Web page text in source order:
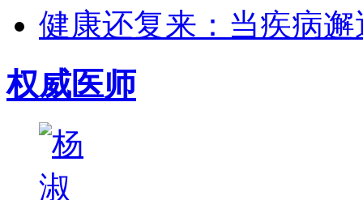
健康还复来：当疾病
权威医师